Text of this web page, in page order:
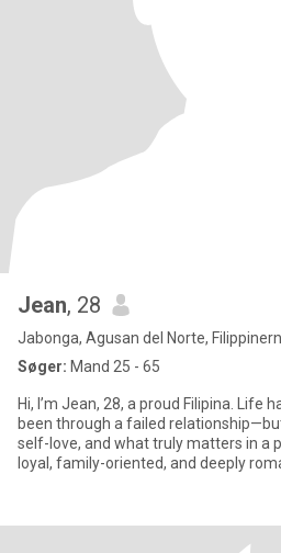
Jean, 28
Jabonga, Agusan del Norte,
Søger: Mand 25 - 65
Hi, I’m Jean, 28, a proud Filipina. Life
been through a failed
self-love, and what truly matters in a partner
loyal, family-oriented, and deeply